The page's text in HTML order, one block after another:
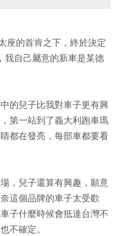
座的首肯之下，終於決定
我自己屬意的新車是某德
的兒子比我對車子更有興
第一站到了義大利跑車瑪
都在發亮，每部車都要看
，兒子還算有興趣，願意
這個品牌的車子太受歡
子什麼時候會抵達台灣不
不確定。